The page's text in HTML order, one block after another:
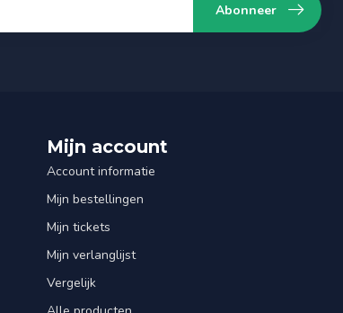
Abonneer
Mijn account
Account informatie
Mijn bestellingen
Mijn tickets
Mijn verlanglijst
Vergelijk